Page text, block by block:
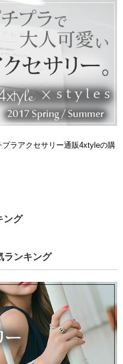
ラアクセサリー通販4xtyleの購
ング
ランキング